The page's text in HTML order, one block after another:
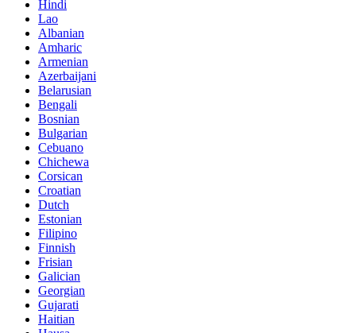
Hindi
Lao
Albanian
Amharic
Armenian
Azerbaijani
Belarusian
Bengali
Bosnian
Bulgarian
Cebuano
Chichewa
Corsican
Croatian
Dutch
Estonian
Filipino
Finnish
Frisian
Galician
Georgian
Gujarati
Haitian